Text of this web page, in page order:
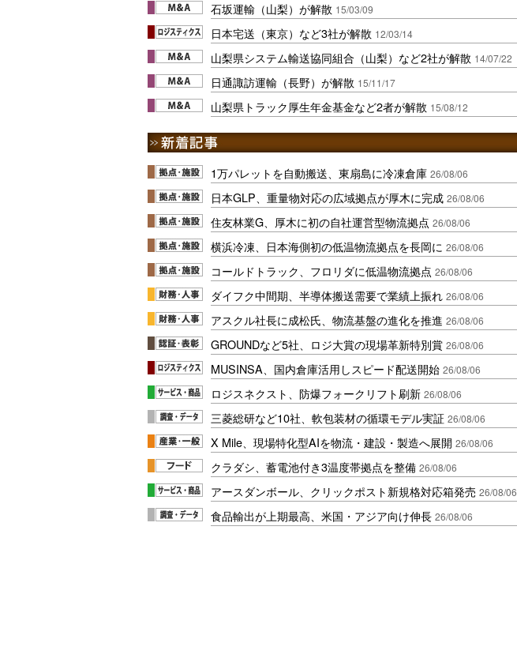
石坂運輸（山梨）が解散 15/03/09
日本宅送（東京）など3社が解散 12/03/14
山梨県システム輸送協同組合（山梨）など2社が解散 14/07/22
日通諏訪運輸（長野）が解散 15/11/17
山梨県トラック厚生年金基金など2者が解散 15/08/12
1万パレットを自動搬送、東扇島に冷凍倉庫 26/08/06
日本GLP、重量物対応の広域拠点が厚木に完成 26/08/06
住友林業G、厚木に初の自社運営型物流拠点 26/08/06
横浜冷凍、日本海側初の低温物流拠点を長岡に 26/08/06
コールドトラック、フロリダに低温物流拠点 26/08/06
ダイフク中間期、半導体搬送需要で業績上振れ 26/08/06
アスクル社長に成松氏、物流基盤の進化を推進 26/08/06
GROUNDなど5社、ロジ大賞の現場革新特別賞 26/08/06
MUSINSA、国内倉庫活用しスピード配送開始 26/08/06
ロジスネクスト、防爆フォークリフト刷新 26/08/06
三菱総研など10社、軟包装材の循環モデル実証 26/08/06
X Mile、現場特化型AIを物流・建設・製造へ展開 26/08/06
クラダシ、蓄電池付き3温度帯拠点を整備 26/08/06
アースダンボール、クリックポスト新規格対応箱発売 26/08/06
食品輸出が上期最高、米国・アジア向け伸長 26/08/06